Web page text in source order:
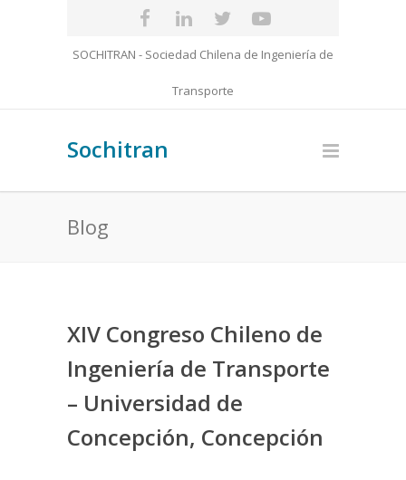
SOCHITRAN - Sociedad Chilena de Ingeniería de
Transporte
Sochitran
Blog
XIV Congreso Chileno de
Ingeniería de Transporte
– Universidad de
Concepción, Concepción